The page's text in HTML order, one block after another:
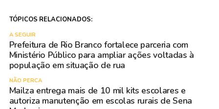
TÓPICOS RELACIONADOS:
A SEGUIR
Prefeitura de Rio Branco fortalece parceria com
Ministério Público para ampliar ações voltadas à
população em situação de rua
NÃO PERCA
Mailza entrega mais de 10 mil kits escolares e
autoriza manutenção em escolas rurais de Sena